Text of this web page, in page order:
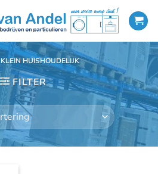
KLEIN HUISHOUDELIJK
FILTER